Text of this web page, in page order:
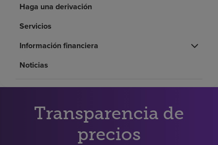
Acerca de nosotros
Inversores
Haga una derivación
Servicios
Información financiera
Noticias
Transparencia de
precios